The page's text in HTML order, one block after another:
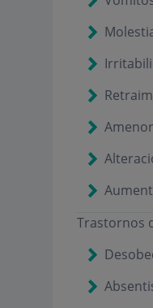
Trastornos